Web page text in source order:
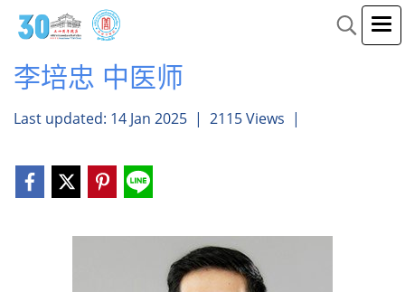
李培忠 中医师
Last updated: 14 Jan 2025 | 2115 Views |